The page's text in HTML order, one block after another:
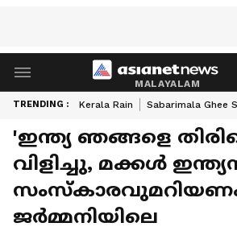
MALAYALAM
TRENDING : Kerala Rain Sabarimala Ghee
'ഇന്ത്യ ഞങ്ങളെ
വിളിച്ചു, മക്കൾ
ജർമ്മനിയിലെ